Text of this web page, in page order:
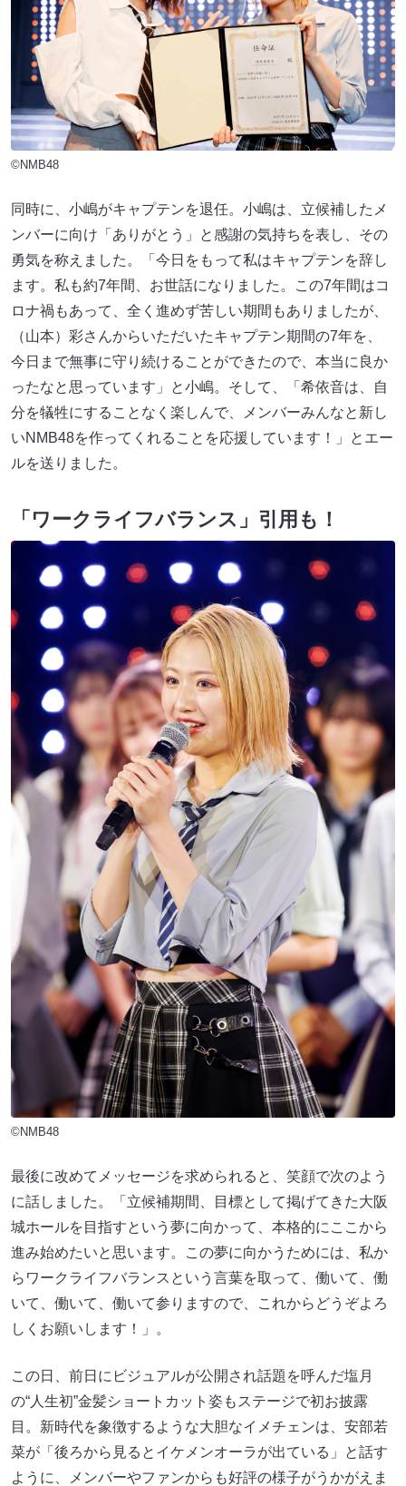
©NMB48
同時に、小嶋がキャプテンを退任。小嶋は、立候補したメ
ンバーに向け「ありがとう」と感謝の気持ちを表し、その
勇気を称えました。「今日をもって私はキャプテンを辞し
ます。私も約7年間、お世話になりました。この7年間はコ
ロナ禍もあって、全く進めず苦しい期間もありましたが、
（山本）彩さんからいただいたキャプテン期間の7年を、
今日まで無事に守り続けることができたので、本当に良か
ったなと思っています」と小嶋。そして、「希依音は、自
分を犠牲にすることなく楽しんで、メンバーみんなと新し
いNMB48を作ってくれることを応援しています！」とエー
ルを送りました。
「ワークライフバランス」引用も！
©NMB48
最後に改めてメッセージを求められると、笑顔で次のよう
に話しました。「立候補期間、目標として掲げてきた大阪
城ホールを目指すという夢に向かって、本格的にここから
進み始めたいと思います。この夢に向かうためには、私か
らワークライフバランスという言葉を取って、働いて、働
いて、働いて、働いて参りますので、これからどうぞよろ
しくお願いします！」。
この日、前日にビジュアルが公開され話題を呼んだ塩月
の“人生初”金髪ショートカット姿もステージで初お披露
目。新時代を象徴するような大胆なイメチェンは、安部若
菜が「後ろから見るとイケメンオーラが出ている」と話す
ように、メンバーやファンからも好評の様子がうかがえま